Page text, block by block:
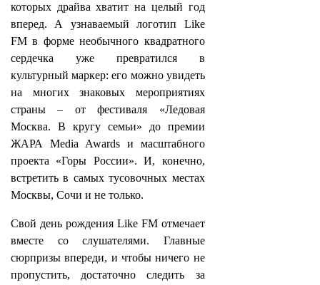
которых драйва хватит на целый год
вперед. А узнаваемый логотип Like
FM в форме необычного квадратного
сердечка уже превратился в
культурный маркер: его можно увидеть
на многих знаковых мероприятиях
страны – от фестиваля «Ледовая
Москва. В кругу семьи» до премии
ЖАРА Media Awards и масштабного
проекта «Горы России». И, конечно,
встретить в самых тусовочных местах
Москвы, Сочи и не только.
Свой день рождения Like FM отмечает
вместе со слушателями. Главные
сюрпризы впереди, и чтобы ничего не
пропустить, достаточно следить за